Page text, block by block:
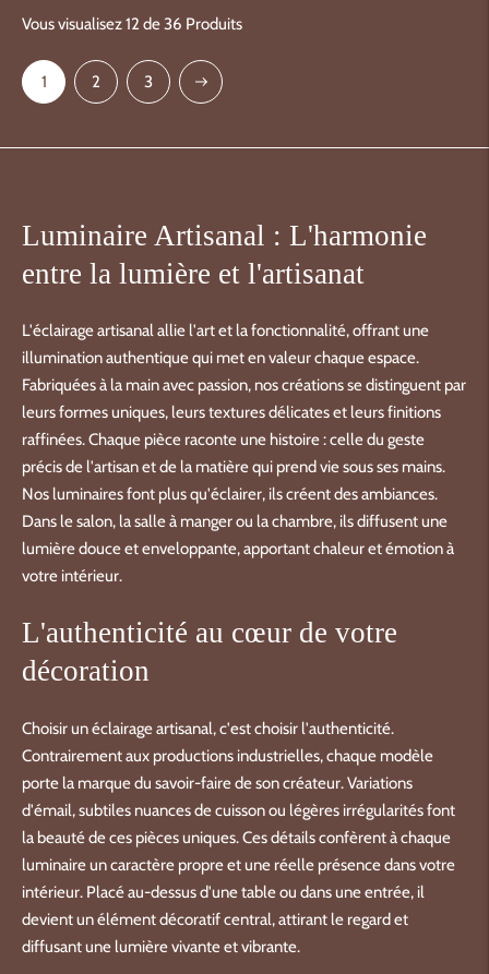
1 2 3 Suivant
Vous visualisez 12 de 36 Produits
Luminaire Artisanal : L'harmonie
entre la lumière et l'artisanat
L'éclairage artisanal allie l'art et la fonctionnalité, offrant une
illumination authentique qui met en valeur chaque espace.
Fabriquées à la main avec passion, nos créations se distinguent par
leurs formes uniques, leurs textures délicates et leurs finitions
raffinées. Chaque pièce raconte une histoire : celle du geste
précis de l'artisan et de la matière qui prend vie sous ses mains.
Nos luminaires font plus qu'éclairer, ils créent des ambiances.
Dans le salon, la salle à manger ou la chambre, ils diffusent une
lumière douce et enveloppante, apportant chaleur et émotion à
votre intérieur.
L'authenticité au cœur de votre
décoration
Choisir un éclairage artisanal, c'est choisir l'authenticité.
Contrairement aux productions industrielles, chaque modèle
porte la marque du savoir-faire de son créateur. Variations
d'émail, subtiles nuances de cuisson ou légères irrégularités font
la beauté de ces pièces uniques. Ces détails confèrent à chaque
luminaire un caractère propre et une réelle présence dans votre
intérieur. Placé au-dessus d'une table ou dans une entrée, il
devient un élément décoratif central, attirant le regard et
diffusant une lumière vivante et vibrante.